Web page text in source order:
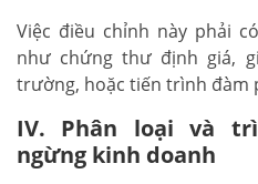
Việc điều chỉnh này phải
như chứng thư định giá,
trường, hoặc tiến trình đàm
IV. Phân loại và
ngừng kinh doanh